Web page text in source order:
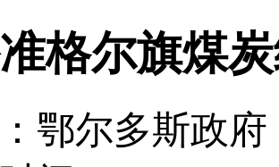
格尔旗煤
鄂尔多斯政府